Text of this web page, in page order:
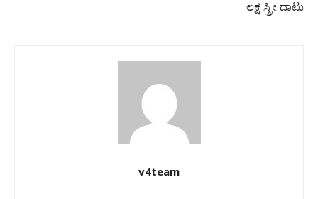
ಲಕ್ಷ ಸ್ತ್ರೀ ದಾಟು
v4team